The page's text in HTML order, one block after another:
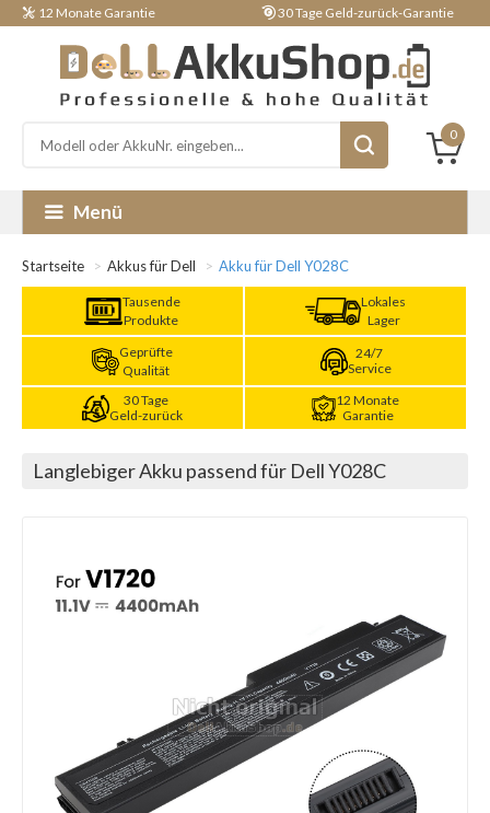
12 Monate Garantie 30 Tage Geld-zurück-Garantie
0
Menü
Startseite Akkus für Dell Akku für Dell Y028C
Tausende
Produkte
Lokales
Lager
Geprüfte
Qualität
24/7
Service
30 Tage
Geld-zurück
12 Monate
Garantie
Langlebiger Akku passend für Dell Y028C